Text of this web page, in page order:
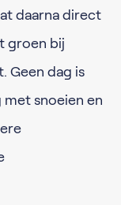
daarna direct
groen bij
Geen dag is
met snoeien en